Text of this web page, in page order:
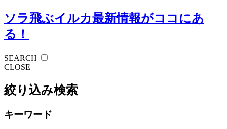
ソラ飛ぶイルカ最新情報がココにあ
る！
SEARCH
CLOSE
絞り込み検索
キーワード